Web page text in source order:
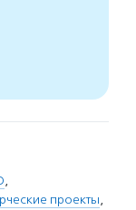
,
проекты,